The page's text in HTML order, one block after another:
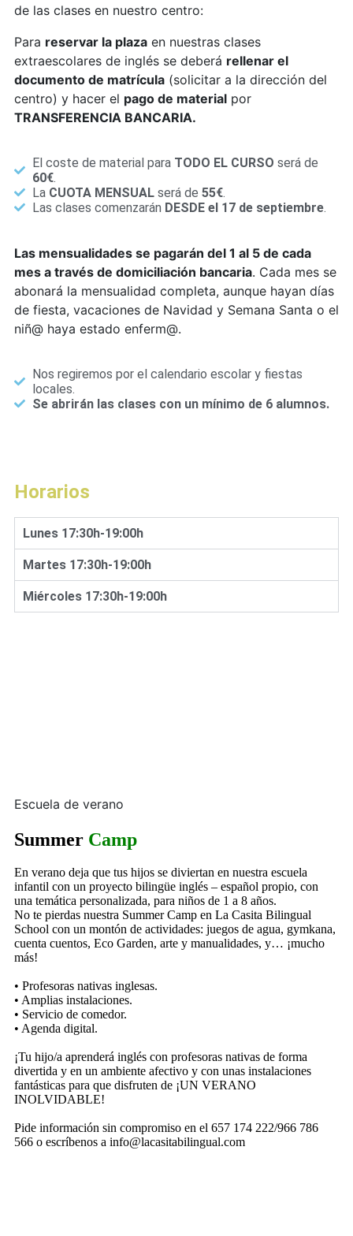
de las clases en nuestro centro:
Para reservar la plaza en nuestras clases
extraescolares de inglés se deberá rellenar el
documento de matrícula (solicitar a la dirección del
centro) y hacer el pago de material por
TRANSFERENCIA BANCARIA.
El coste de material para TODO EL CURSO será de
60€.
La CUOTA MENSUALserá de 55€.
Las clases comenzarán DESDE el 17 de septiembre.
Las mensualidades se pagarán del 1 al 5 de cada
mes a través de domiciliación bancaria. Cada mes se
abonará la mensualidad completa, aunque hayan días
de fiesta, vacaciones de Navidad y Semana Santa o el
niñ@ haya estado enferm@.
Nos regiremos por el calendario escolar y fiestas
locales.
Se abrirán las clases con un mínimo de 6 alumnos.
Horarios
Lunes 17:30h-19:00h
Martes 17:30h-19:00h
Miércoles 17:30h-19:00h
Escuela de verano
Summer Camp
En verano deja que tus hijos se diviertan en nuestra escuela
infantil con un proyecto bilingüe inglés – español propio, con
una temática personalizada, para niños de 1 a 8 años.
No te pierdas nuestra Summer Camp en La Casita Bilingual
School con un montón de actividades: juegos de agua, gymkana,
cuenta cuentos, Eco Garden, arte y manualidades, y… ¡mucho
más!
• Profesoras nativas inglesas.
• Amplias instalaciones.
• Servicio de comedor.
• Agenda digital.
¡Tu hijo/a aprenderá inglés con profesoras nativas de forma
divertida y en un ambiente afectivo y con unas instalaciones
fantásticas para que disfruten de ¡UN VERANO
INOLVIDABLE!
Pide información sin compromiso en el 657 174 222/966 786
566 o escríbenos a info@lacasitabilingual.com